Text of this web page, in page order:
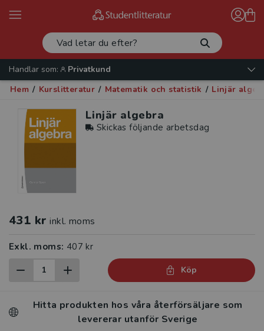
Handlar som:
Privatkund
Hem / Kurslitteratur / Matematik och statistik / Linjär
Linjär algebra
Skickas följande arbetsdag
431 kr inkl. moms
Exkl. moms: 407 kr
Köp
Hitta produkten hos våra återförsäljare som
levererar utanför Sverige